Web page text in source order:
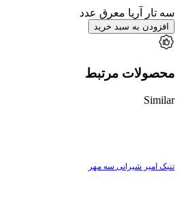
سه تار آریا معرق عدد
افزودن به سبد خرید
محصولات مرتبط
Similar
تنبک امیر شیرانی سه مهر